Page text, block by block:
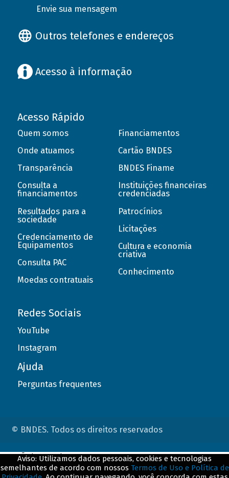
Envie sua mensagem
Outros telefones e endereços
Acesso à informação
Acesso Rápido
Quem somos
Onde atuamos
Transparência
Consulta a
financiamentos
Resultados para a
sociedade
Credenciamento de
Equipamentos
Consulta PAC
Moedas contratuais
Financiamentos
Cartão BNDES
BNDES Finame
Instituições financeiras
credenciadas
Patrocínios
Licitações
Cultura e economia
criativa
Conhecimento
Redes Sociais
YouTube
Instagram
Ajuda
Perguntas frequentes
© BNDES. Todos os direitos reservados
Aviso: Utilizamos dados pessoais, cookies e tecnologias
semelhantes de acordo com nossos Termos de Uso e Política de
ConteÃºdo complementar
${title}${badge}